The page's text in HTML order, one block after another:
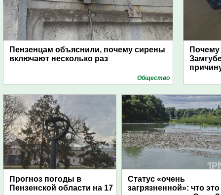
Пензенцам объяснили, почему сирены
включают несколько раз
Общество
Прогноз погоды в
Пензенской области на 17
Статус «очень
загрязненной»: что это